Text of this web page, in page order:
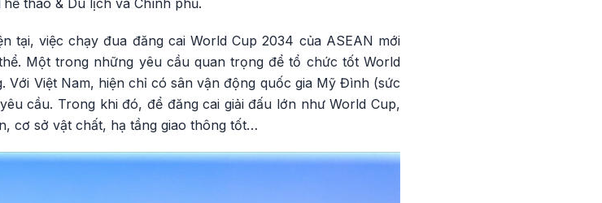
thao & Du lịch và Chính phủ.
tại, việc chạy đua đăng cai World Cup 2034 của ASEAN mới
Một trong những yêu cầu quan trọng để tổ chức tốt World
Với Việt Nam, hiện chỉ có sân vận động quốc gia Mỹ Đình (sức
cầu. Trong khi đó, để đăng cai giải đấu lớn như World Cup,
cơ sở vật chất, hạ tầng giao thông tốt…